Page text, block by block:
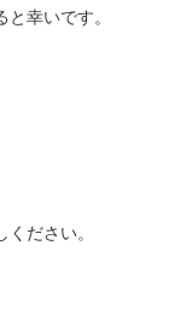
幸いです。
ださい。